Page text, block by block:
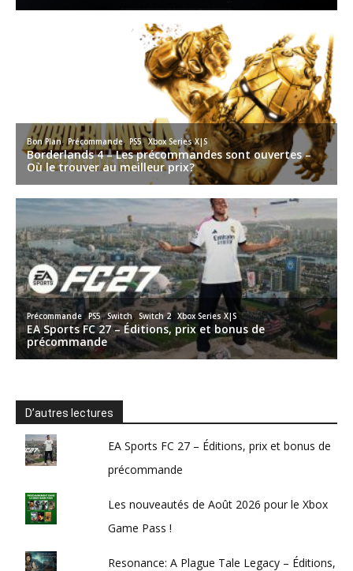
D’autres lectures
EA Sports FC 27 – Éditions, prix et bonus de
précommande
Les nouveautés de Août 2026 pour le Xbox
Game Pass !
Resonance: A Plague Tale Legacy – Éditions,